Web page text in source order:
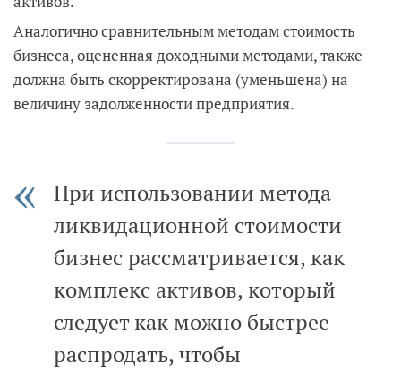
Аналогично сравнительным методам стоимость
бизнеса, оцененная доходными методами, также
должна быть скорректирована (уменьшена) на
величину задолженности предприятия.
При использовании метода
ликвидационной стоимости
бизнес рассматривается, как
комплекс активов, который
следует как можно быстрее
распродать, чтобы